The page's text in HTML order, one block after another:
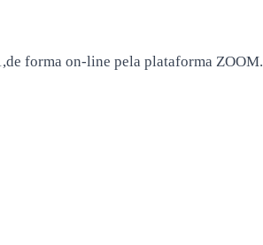
forma on-line pela plataforma ZOOM.